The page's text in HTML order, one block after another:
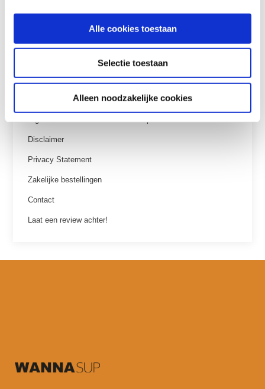
Alle cookies toestaan
Selectie toestaan
Alleen noodzakelijke cookies
Klantenservice
Verzenden & retourneren
Disclaimer
Privacy Statement
Zakelijke bestellingen
Contact
Laat een review achter!